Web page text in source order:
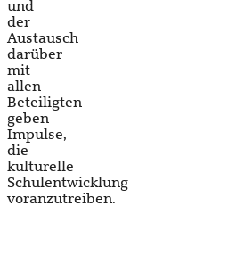
und
der
Austausch
darüber
mit
allen
Beteiligten
geben
Impulse,
die
kulturelle
Schulentwicklung
voranzutreiben.